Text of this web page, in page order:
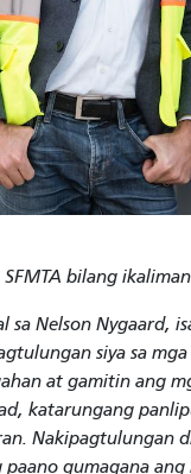
SFMTA bilang
sa Nelson Nygaard,
siya sa
at gamitin ang
katarungang
Nakipagtulungan
gumagana